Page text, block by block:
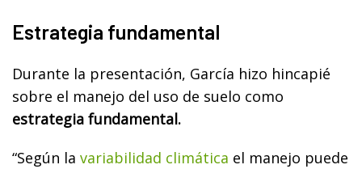
Estrategia fundamental
Durante la presentación, García hizo hincapié
sobre el manejo del uso de suelo como
estrategia fundamental.
“Según la variabilidad climática el manejo puede